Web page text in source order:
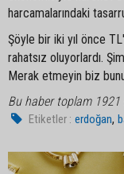
harcamalarındaki
Şöyle bir iki yıl önce
rahatsız oluyorlardı.
Merak etmeyin biz
Bu haber toplam
Etiketler : erdoğan,